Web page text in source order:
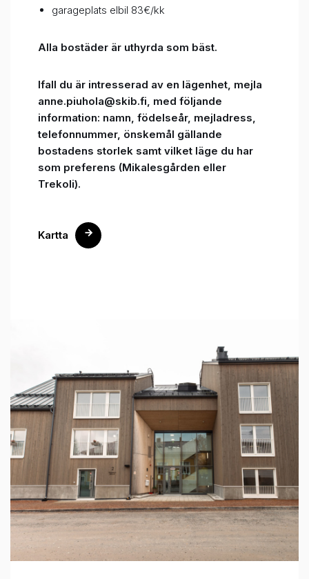
garageplats elbil 83€/kk
Alla bostäder är uthyrda som bäst.
Ifall du är intresserad av en lägenhet, mejla
anne.piuhola@skib.fi, med följande
information: namn, födelseår, mejladress,
telefonnummer, önskemål gällande
bostadens storlek samt vilket läge du har
som preferens (Mikalesgården eller
Trekoli).
Kartta